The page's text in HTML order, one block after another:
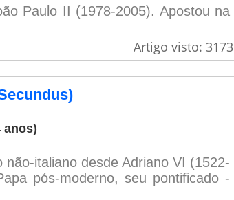
Paulo II (1978-2005). Apostou na
Artigo visto: 3173
anos)
italiano desde Adriano VI (1522-
pós-moderno, seu pontificado -